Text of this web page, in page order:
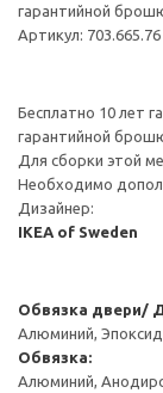
гарантийной
Артикул: 703.665.76
Бесплатно 10 лет
гарантийной
Для сборки этой
Необходимо
Дизайнер:
IKEA of Sweden
Обвязка двери/
Алюминий,
Обвязка:
Алюминий,